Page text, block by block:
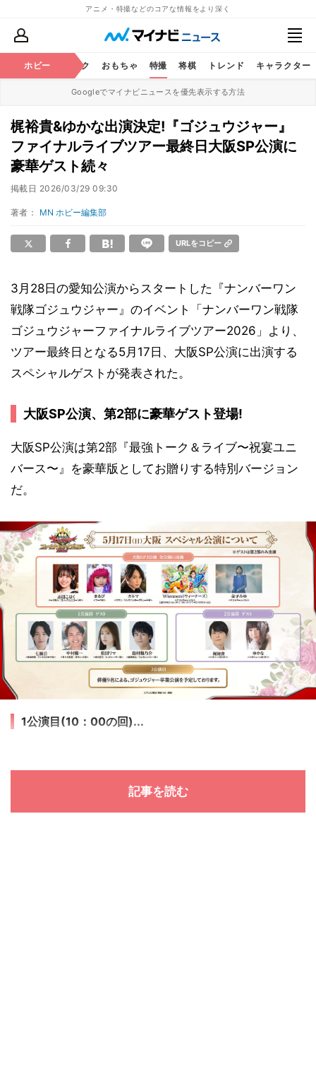
アニメ・特撮などのコアな情報をより深く
ホビー
鉄道 コミック おもちゃ 特撮 将棋 トレンド キャラクター
Googleでマイナビニュースを優先表示する方法
梶裕貴&ゆかな出演決定!『ゴジュウジャー』
ファイナルライブツアー最終日大阪SP公演に
豪華ゲスト続々
掲載日 2026/03/29 09:30
著者： MN ホビー編集部
URLをコピー
3月28日の愛知公演からスタートした『ナンバーワン
戦隊ゴジュウジャー』のイベント「ナンバーワン戦隊
ゴジュウジャーファイナルライブツアー2026」より、
ツアー最終日となる5月17日、大阪SP公演に出演する
スペシャルゲストが発表された。
大阪SP公演、第2部に豪華ゲスト登場!
大阪SP公演は第2部『最強トーク＆ライブ〜祝宴ユニ
バース〜』を豪華版としてお贈りする特別バージョン
だ。
1公演目(10：00の回)...
記事を読む